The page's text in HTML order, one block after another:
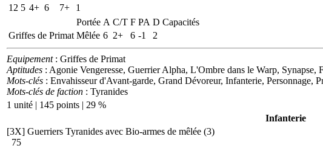
12 5 4+ 6 7+
1
Portée A C/T F PA D Capacités
Griffes de Primat Mêlée 6 2+ 6 -1 2
Equipement: Griffes de Primat
Aptitudes : Agonie Vengeresse, Guerrier Alpha, L'Ombre dans le Warp,
Mots-clés : Envahisseur d'Avant-garde, Grand Dévoreur, Infanterie, Personnage,
Mots-clés de faction : Tyranides
1 unité | 145 points | 29 %
Infanterie
[3X] Guerriers Tyranides avec Bio-armes de mêlée (3)
75